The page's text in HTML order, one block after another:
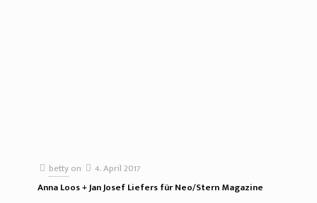
bettyon
4. April 2017
Anna Loos + Jan Josef Liefers für Neo/Stern Magazine